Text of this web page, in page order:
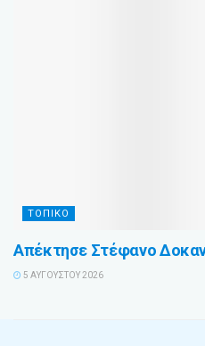
ΤΟΠΙΚΟ
Απέκτησε Στέφανο
5 ΑΥΓΟΎΣΤΟΥ 2026